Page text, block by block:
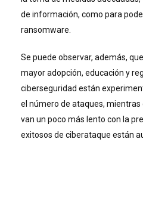
de información, como para
ransomware.
Se puede observar, además,
mayor adopción, educación y
ciberseguridad están
el número de ataques, mientras
van un poco más lento con la
exitosos de ciberataque están